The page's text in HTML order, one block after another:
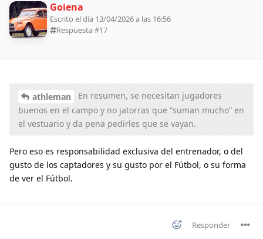
Goiena
Escrito el día 13/04/2026 a las 16:56
Respuesta #17
athleman
En resumen, se necesitan jugadores
buenos en el campo y no jatorras que “suman mucho” en
el vestuario y da pena pedirles que se vayan.
Pero eso es responsabilidad exclusiva del entrenador, o del
gusto de los captadores y su gusto por el Fútbol, o su forma
de ver el Fútbol.
Responder